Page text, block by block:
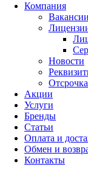
Компания
Вакансии
Новости
Акции
Услуги
Бренды
Статьи
Оплата и
Обмен и
Контакты